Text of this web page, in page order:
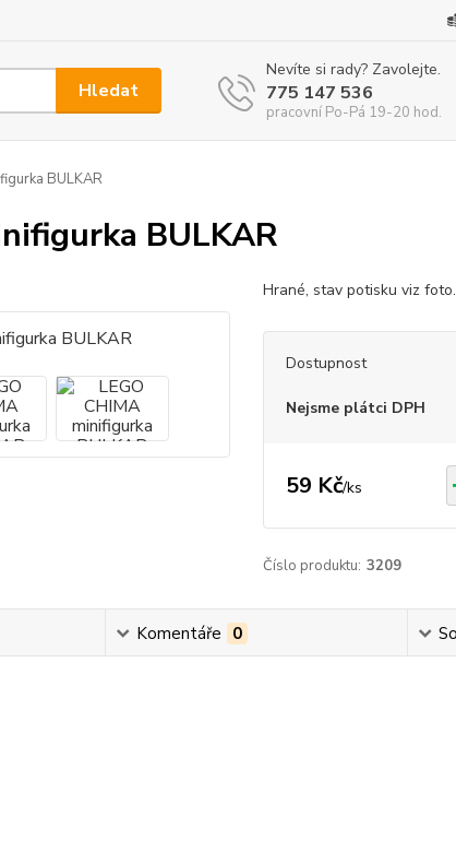
Hledat
Nevíte si rady? Zavolejte.
775 147 536
pracovní Po-Pá 19-20 hod.
BULKAR
BULKAR
Hrané, stav potisku viz foto.
Dostupnost
Nejsme plátci DPH
59 Kč/ks
Číslo produktu: 3209
Komentáře 0